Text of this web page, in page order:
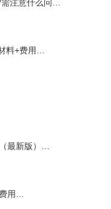
注意什么问…
料+费用…
最新版）…
用…